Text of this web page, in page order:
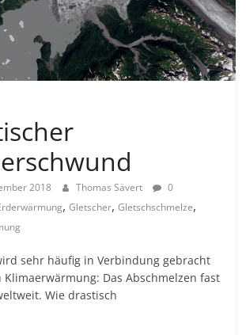
2018 Thomas Sävert
0
,Gletscher,Gletschschmelze,
sehr häufig in Verbindung gebracht
Das Abschmelzen fast
Wie drastisch